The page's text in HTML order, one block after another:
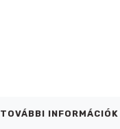
TOVÁBBI INFORMÁCIÓK